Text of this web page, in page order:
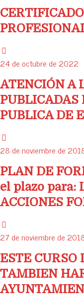
24 de octubre de 2022
ATENCIÓN A
PUBLICADAS
PUBLICA DE
28 de noviembre de
PLAN DE
el plazo para:
ACCIONES
27 de noviembre de
ESTE CURSO
TAMBIEN